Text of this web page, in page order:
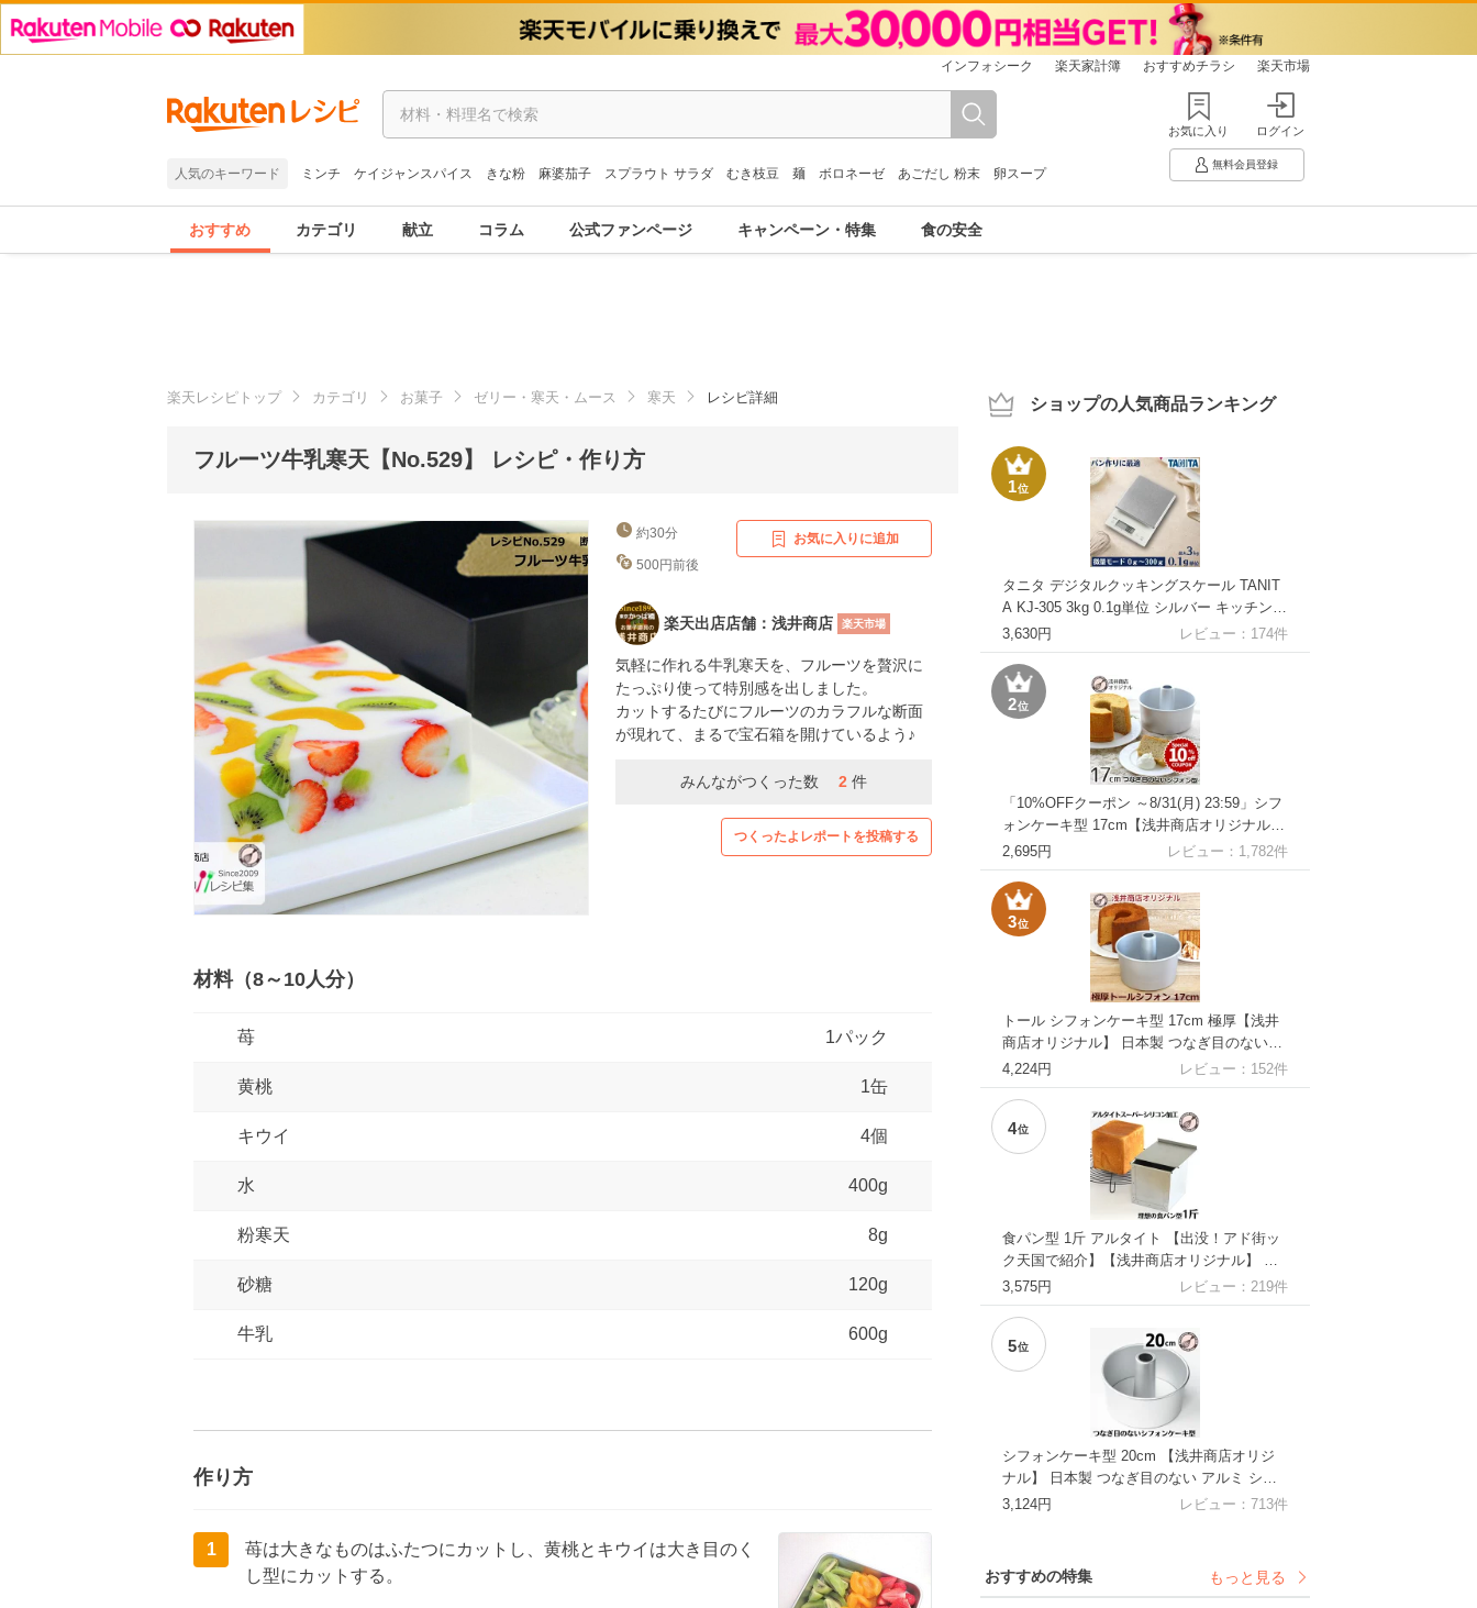
インフォシーク 楽天家計簿 おすすめチラシ 楽天市場
人気のキーワード ミンチ ケイジャンスパイス きな粉 麻婆茄子 スプラウト サラダ むき枝豆 麺 ボロネーゼ あごだし 粉末 卵スープ
お気に入り ログイン
無料会員登録
おすすめ カテゴリ 献立 コラム 公式ファンページ キャンペーン・特集 食の安全
楽天レシピトップ カテゴリ お菓子 ゼリー・寒天・ムース 寒天 レシピ詳細
フルーツ牛乳寒天【No.529】 レシピ・作り方
約30分
500円前後
お気に入りに追加
楽天出店店舗：浅井商店 楽天市場
気軽に作れる牛乳寒天を、フルーツを贅沢に
たっぷり使って特別感を出しました。
カットするたびにフルーツのカラフルな断面
が現れて、まるで宝石箱を開けているよう♪
みんながつくった数 2 件
つくったよレポートを投稿する
材料（8～10人分）
苺 1パック
黄桃 1缶
キウイ 4個
水 400g
粉寒天 8g
砂糖 120g
牛乳 600g
作り方
1
苺は大きなものはふたつにカットし、黄桃とキウイは大き目のく
し型にカットする。
ショップの人気商品ランキング
1位
タニタ デジタルクッキングスケール TANIT
A KJ-305 3kg 0.1g単位 シルバー キッチンス
ケール デジタルスケール おしゃれ 電子はか
り パン作り お菓子作り 製菓 イースト計量
計量器具 TANITA
3,630円 レビュー： 174件
2位
「10%OFFクーポン ～8/31(月) 23:59」シフ
ォンケーキ型 17cm【浅井商店オリジナル】
日本製 つなぎ目のないアルミシフォンケー
キ型 17cm シフォン型 ケーキ型 手作り 焼き
型 シフォン型 お菓子型 焼き型 お菓子作り
ケーキ作り |
2,695円 レビュー： 1,782件
3位
トール シフォンケーキ型 17cm 極厚【浅井
商店オリジナル】 日本製 つなぎ目のない極
厚 アルミ トール シフォンケーキ型 シフォ
ン型 ケーキ型 手作り お菓子作り 焼き型 |
4,224円 レビュー： 152件
4位
食パン型 1斤 アルタイト 【出没！アド街ッ
ク天国で紹介】【浅井商店オリジナル】 ス
ーパーシリコン加工 空焼き不要 スルッと型
離れ 「売ってる食パンに限りなく近い理想
の食パン型1斤」フタ付き 蓋付き 角型 角食
パン スクエア 日本製 かっぱ橋 パン作り道
具 |
3,575円 レビュー： 219件
5位
シフォンケーキ型 20cm 【浅井商店オリジ
ナル】 日本製 つなぎ目のない アルミ シフ
ォン型 つなぎ目なし ケーキ型 手作り最高品
完全国内製造
3,124円 レビュー： 713件
おすすめの特集 もっと見る